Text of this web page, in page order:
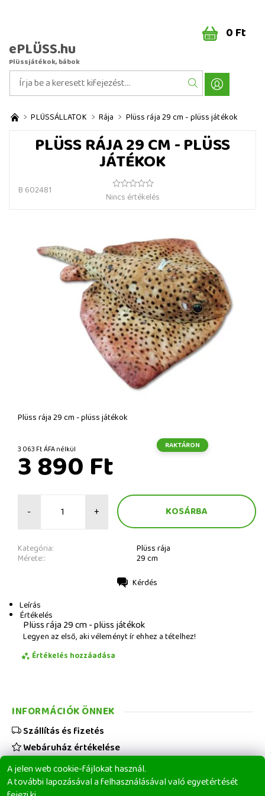
ePLÜSS.hu
Plüssjátékok, bábok
0 Ft
PLÜSSÁLLATOK Rája Plüss rája 29 cm - plüss játékok
PLÜSS RÁJA 29 CM - PLÜSS
JÁTÉKOK
B 602481
Nincs értékelés
Plüss rája 29 cm - plüss játékok
3 063 Ft ÁFA nélkül RAKTÁRON
3 890 Ft
- +
Kategória: Plüss rája
Mérete:: 29 cm
Kérdés
Leírás
Értékelés
Plüss rája 29 cm - plüss játékok
Legyen az első, aki véleményt ír ehhez a tételhez!
Értékelés hozzáadása
A jelen web cookie-fájlokat használ.
A további lapozásával a felhasználásával való egyetértését
INFORMÁCIÓK ÖNNEK
Szállítás és fizetés
Webáruház értékelése
Viszonteladóknak
Üzleti feltételek